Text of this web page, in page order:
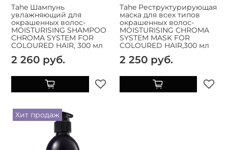
Tahe Шампунь
увлажняющий для
окрашенных волос-
MOISTURISING SHAMPOO
CHROMA SYSTEM FOR
COLOURED HAIR, 300 мл
2 260 руб.
Tahe Реструктурирующая
маска для всех типов
окрашенных волос-
MOISTURISING CHROMA
SYSTEM MASK FOR
COLOURED HAIR,300 мл
2 250 руб.
Хит продаж